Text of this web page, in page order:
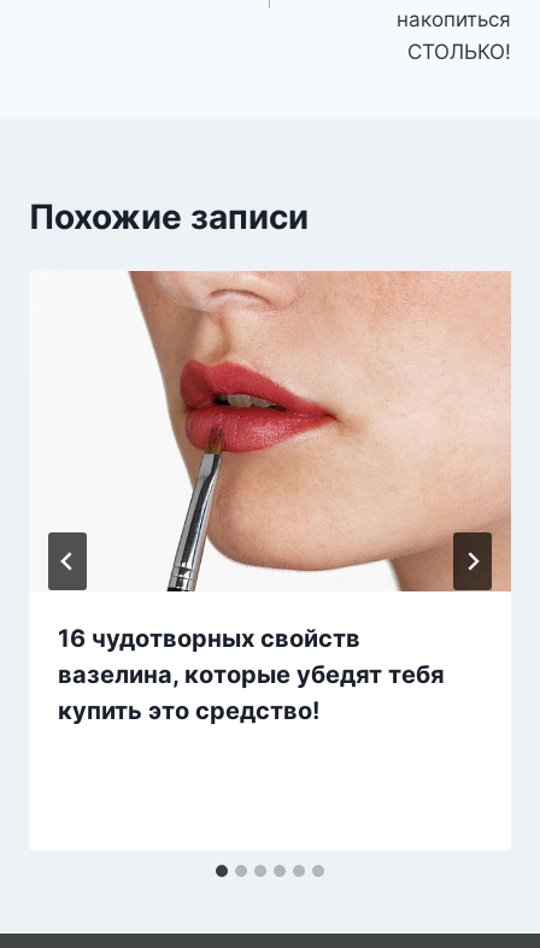
накопиться
СТОЛЬКО!
Похожие записи
16 чудотворных свойств
вазелина, которые убедят тебя
купить это средство!